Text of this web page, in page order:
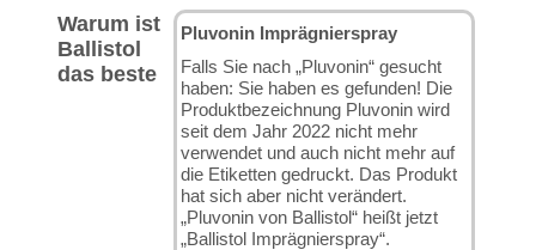
Pluvonin Imprägnierspray
Falls Sie nach „Pluvonin“ gesucht
haben: Sie haben es gefunden! Die
Produktbezeichnung Pluvonin wird
seit dem Jahr 2022 nicht mehr
verwendet und auch nicht mehr auf
die Etiketten gedruckt. Das Produkt
hat sich aber nicht verändert.
„Pluvonin von Ballistol“ heißt jetzt
„Ballistol Imprägnierspray“.
Warum ist
Ballistol
das beste